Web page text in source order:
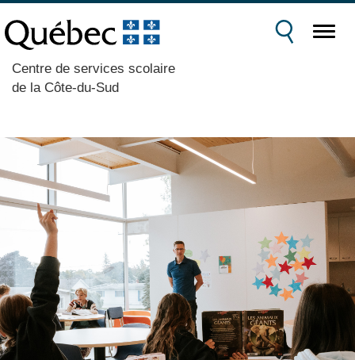
Centre de services scolaire
de la Côte-du-Sud